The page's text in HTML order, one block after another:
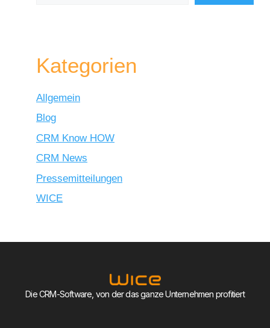
Kategorien
Allgemein
Blog
CRM Know HOW
CRM News
Pressemitteilungen
WICE
Die CRM-Software, von der das ganze Unternehmen profitiert